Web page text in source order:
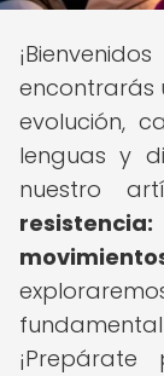
encontrarás
evolución,
lenguas y
nuestro